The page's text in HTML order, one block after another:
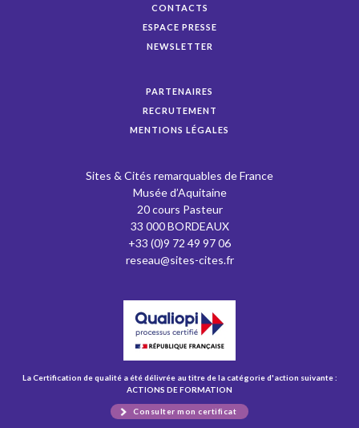
CONTACTS
ESPACE PRESSE
NEWSLETTER
PARTENAIRES
RECRUTEMENT
MENTIONS LÉGALES
Sites & Cités remarquables de France
Musée d’Aquitaine
20 cours Pasteur
33 000 BORDEAUX
+33 (0)9 72 49 97 06
reseau@sites-cites.fr
La Certification de qualité a été délivrée au titre de la catégorie d'action suivante :
ACTIONS DE FORMATION
Consulter mon certificat